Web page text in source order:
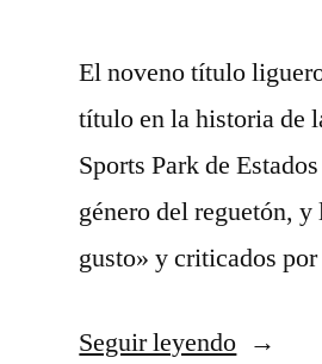
El noveno título
título en la historia de
Sports Park de
género del reguetón,
gusto» y criticados
Seguir leyendo«mejores